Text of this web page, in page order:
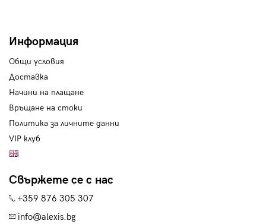
Информация
Общи условия
Доставка
Начини на плащане
Връщане на стоки
Политика за личните данни
VIP клуб
Свържете се с нас
+359 876 305 307
info@alexis.bg